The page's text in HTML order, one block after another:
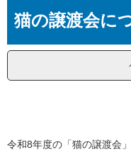
へ
文猫の譲渡会に
令和8年度の「猫の譲渡会